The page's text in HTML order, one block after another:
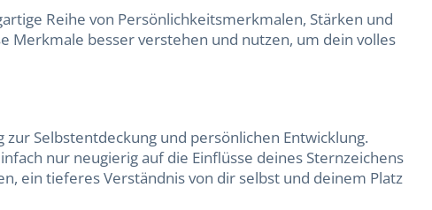
Reihe von Persönlichkeitsmerkmalen, Stärken und
Merkmale besser verstehen und nutzen, um dein volles
Selbstentdeckung und persönlichen Entwicklung.
nur neugierig auf die Einflüsse deines Sternzeichens
ein tieferes Verständnis von dir selbst und deinem Platz